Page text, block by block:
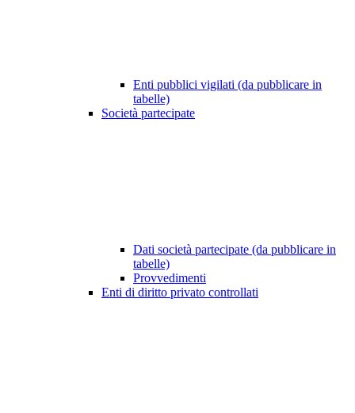
Enti pubblici vigilati (da pubblicare in
tabelle)
Società partecipate
Dati società partecipate (da pubblicare in
tabelle)
Provvedimenti
Enti di diritto privato controllati